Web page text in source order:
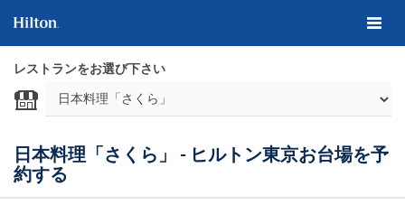
レストランをお選び下さい
日本料理「さくら」 - ヒルトン東京お台場を予
約する